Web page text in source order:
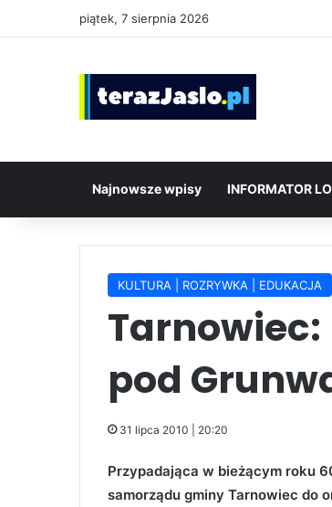
piątek, 7 sierpnia 2026
Najnowsze wpisy INFORMATOR
KULTURA | ROZRYWKA | EDUKACJA
pod
31 lipca 2010 | 20:20
Przypadająca w bieżącym roku
samorządu gminy Tarnowiec do